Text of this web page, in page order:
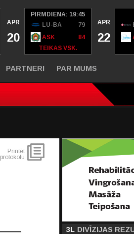
APR
20
PIRMDIENA: 19:45
LU-BA
79
ASK
84
TEIKAS VSK.
APR
22
PARTNERI PAR MUMS
Printēt
protokolu
3L DIVĪZIJAS